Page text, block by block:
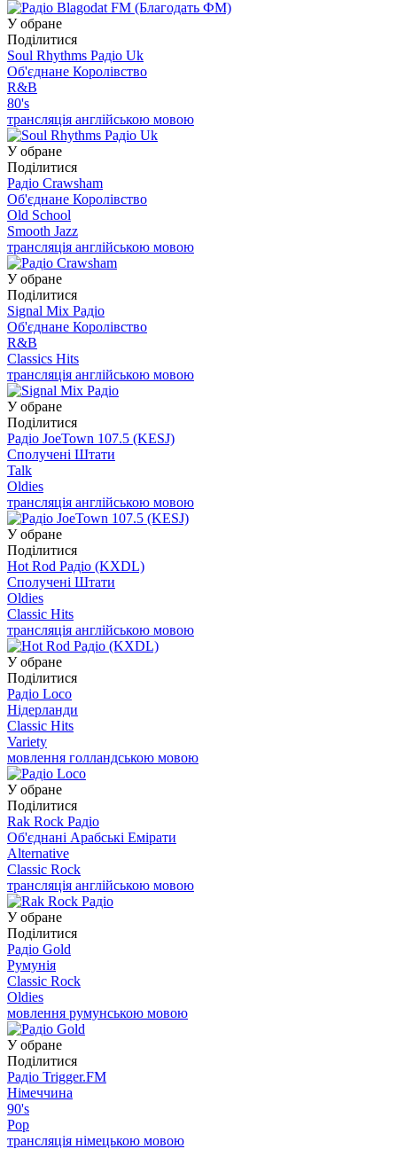
У обране
Поділитися
Soul Rhythms Радіо Uk
Об'єднане Королівство
R&B
80's
трансляція англійською мовою
У обране
Поділитися
Радіо Crawsham
Об'єднане Королівство
Old School
Smooth Jazz
трансляція англійською мовою
У обране
Поділитися
Signal Mix Радіо
Об'єднане Королівство
R&B
Classics Hits
трансляція англійською мовою
У обране
Поділитися
Радіо JoeTown 107.5 (KESJ)
Сполучені Штати
Talk
Oldies
трансляція англійською мовою
У обране
Поділитися
Hot Rod Радіо (KXDL)
Сполучені Штати
Oldies
Classic Hits
трансляція англійською мовою
У обране
Поділитися
Радіо Loco
Нідерланди
Classic Hits
Variety
мовлення голландською мовою
У обране
Поділитися
Rak Rock Радіо
Об'єднані Арабські Емірати
Alternative
Classic Rock
трансляція англійською мовою
У обране
Поділитися
Радіо Gold
Румунія
Classic Rock
Oldies
мовлення румунською мовою
У обране
Поділитися
Радіо Trigger.FM
Німеччина
90's
Pop
трансляція німецькою мовою